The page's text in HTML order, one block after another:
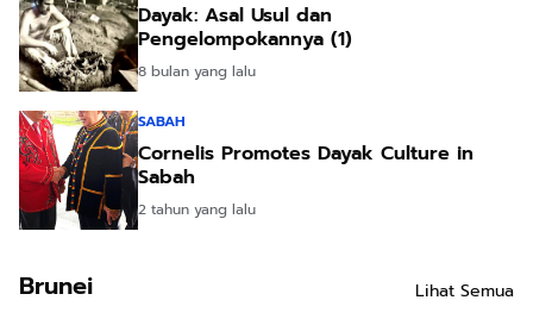
Dayak: Asal Usul dan
Pengelompokannya (1)
8 bulan yang lalu
SABAH
Cornelis Promotes Dayak Culture in
Sabah
2 tahun yang lalu
Brunei Lihat Semua